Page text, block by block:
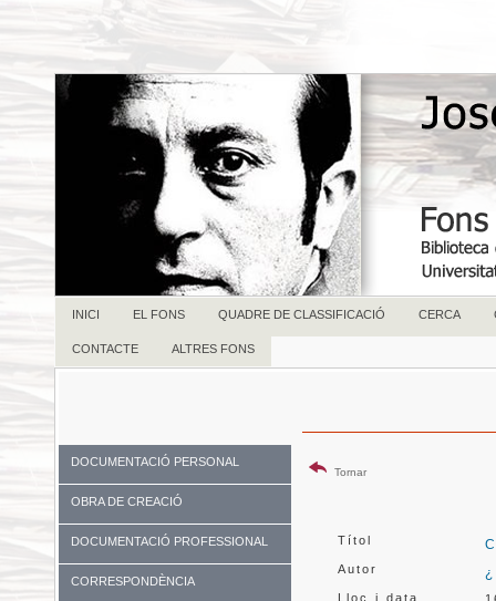
INICI EL FONS QUADRE DE CLASSIFICACIÓ CERCA
CONTACTE ALTRES FONS
DOCUMENTACIÓ PERSONAL
OBRA DE CREACIÓ
DOCUMENTACIÓ PROFESSIONAL
CORRESPONDÈNCIA
Tornar
Títol
Autor
Lloc i data